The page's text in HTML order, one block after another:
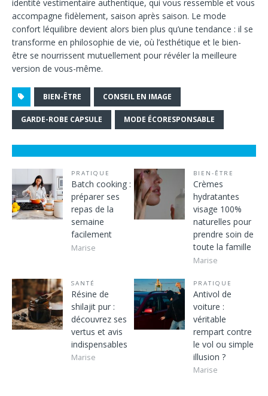
identité vestimentaire authentique, qui vous ressemble et vous
accompagne fidèlement, saison après saison. Le mode
confort léquilibre devient alors bien plus qu’une tendance : il se
transforme en philosophie de vie, où l’esthétique et le bien-
être se nourrissent mutuellement pour révéler la meilleure
version de vous-même.
BIEN-ÊTRE CONSEIL EN IMAGE
GARDE-ROBE CAPSULE MODE ÉCORESPONSABLE
PRATIQUE
Batch cooking :
préparer ses
repas de la
semaine
facilement
Marise
BIEN-ÊTRE
Crèmes
hydratantes
visage 100%
naturelles pour
prendre soin de
toute la famille
Marise
SANTÉ
Résine de
shilajit pur :
découvrez ses
vertus et avis
indispensables
Marise
PRATIQUE
Antivol de
voiture :
véritable
rempart contre
le vol ou simple
illusion ?
Marise